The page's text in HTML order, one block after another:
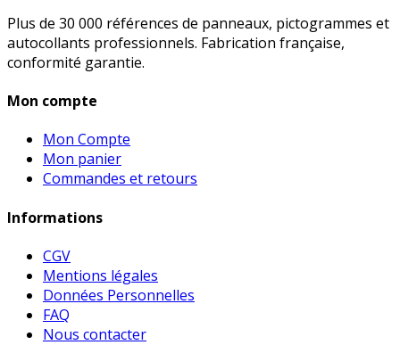
Plus de 30 000 références de panneaux, pictogrammes et
autocollants professionnels. Fabrication française,
conformité garantie.
Mon compte
Mon Compte
Mon panier
Commandes et retours
Informations
CGV
Mentions légales
Données Personnelles
FAQ
Nous contacter